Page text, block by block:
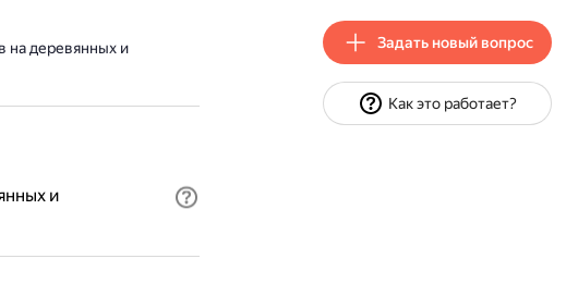
на деревянных и
и
Задать новый вопрос
Как это работает?